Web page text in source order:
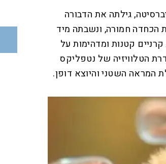
גילתה את הדבורה
הכחדה חמורה, ונשבתה מיד
קטנות ומדהימות על
הטלוויזיה של נטפליקס
המראה השטני והיוצא דופן.